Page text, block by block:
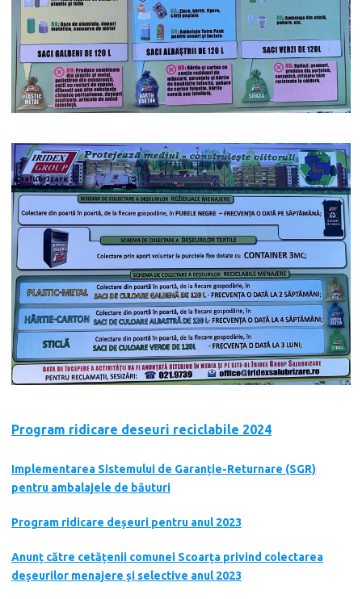
Program ridicare deseuri reciclabile 2024
Implementarea Sistemului de Garanție-Returnare (SGR)
pentru ambalajele de băuturi
Program ridicare deșeuri pentru anul 2023
Anunț către cetățenii comunei Scoarța privind colectarea
deșeurilor menajere și selective anul 2023